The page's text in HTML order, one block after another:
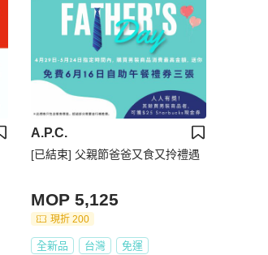
A.P.C.
[已結束] 父親節爸爸又食又拎禮遇
MOP 5,125
現折 200
全新品 台灣 免運